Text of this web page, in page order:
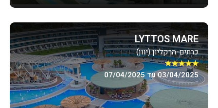
LYTTOS MARE
כרתים-הרקליון (יוון)
★★★★★
03/04/2025 עד 07/04/2025